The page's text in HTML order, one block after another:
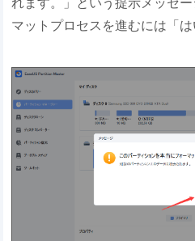
マットプロセスを進むには「は